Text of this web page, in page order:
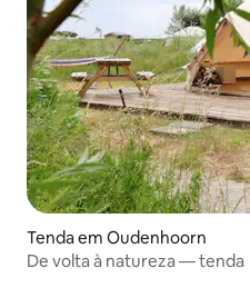
Tenda em Oudenhoorn
De volta à natureza — tenda